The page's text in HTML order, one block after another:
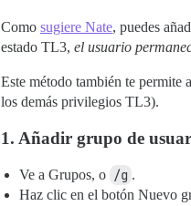
Como sugiere Nate, puedes
estado TL3, el usuario
Este método también te permite
los demás privilegios TL3).
1. Añadir grupo de
Ve a Grupos, o /g .
Haz clic en el botón Nuevo